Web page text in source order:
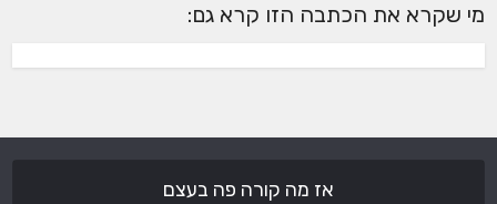
מי שקרא את הכתבה הזו קרא גם:
אז מה קורה פה בעצם